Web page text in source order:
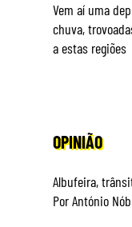
Vem aí uma
chuva,
a estas regiões
OPINIÃO
Albufeira,
Por António